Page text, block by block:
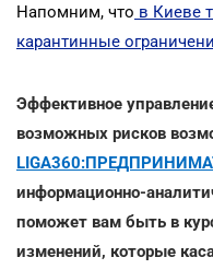
Напомним, что в Киеве
карантинные
Эффективное
возможных рисков
информационно-
поможет вам быть в
изменений, которые